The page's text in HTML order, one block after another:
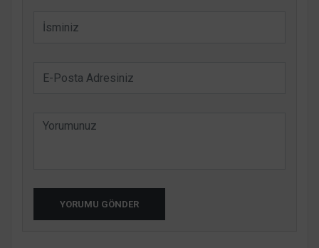
YORUMU GÖNDER